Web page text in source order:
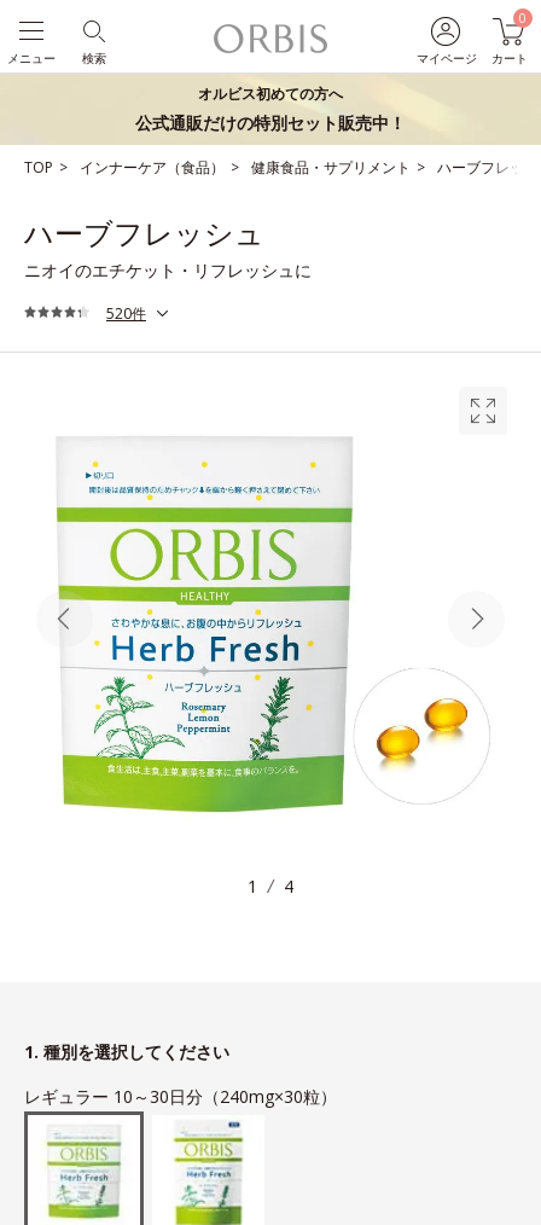
マイページ
0
カート
検索
メニュー
オルビス初めての方へ
公式通販だけの特別セット販売中！
TOP インナーケア（食品） 健康食品・サプリメント ハーブフレッ
ハーブフレッシュ
ニオイのエチケット・リフレッシュに
520件
1 4
1. 種別を選択してください
レギュラー 10～30日分（240mg×30粒）